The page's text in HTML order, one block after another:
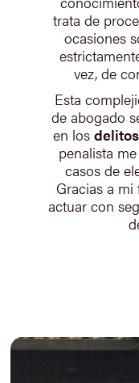
trata de
ocasiones
vez, de
Esta
de abogado
en los
penalista
casos de
Gracias a
actuar con